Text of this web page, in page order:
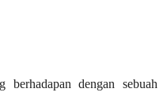
dengan sebuah